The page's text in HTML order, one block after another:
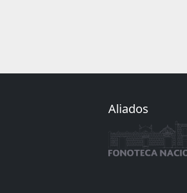
Aliados